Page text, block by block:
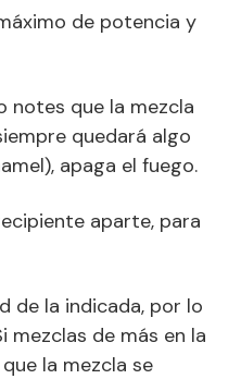
de potencia y
notes que la mezcla
quedará algo
apaga el fuego.
aparte, para
de la indicada, por lo
mezclas de más en la
la mezcla se